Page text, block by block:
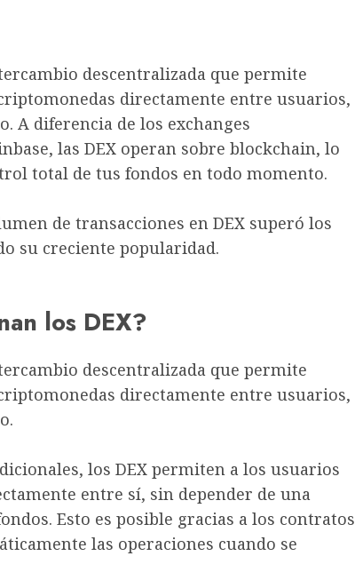
descentralizada que permite
directamente entre usuarios,
A diferencia de los exchanges
las DEX operan sobre blockchain, lo
total de tus fondos en todo momento.
de transacciones en DEX superó los
su creciente popularidad.
los DEX?
descentralizada que permite
directamente entre usuarios,
los DEX permiten a los usuarios
entre sí, sin depender de una
Esto es posible gracias a los contratos
las operaciones cuando se